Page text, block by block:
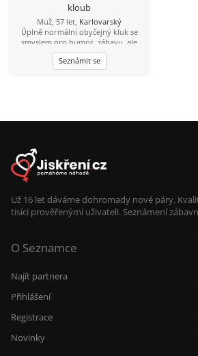
kloub
Muž, 57 let, Karlovarský
Úplně normální obyčejný kluk se
smyslem pro humor, zábavu, ale
pochopitelně i odpovědnost
SŠ/47/192, hodně štíhlé postavy,
svobodný, bezdětný, s vyřešenou
nepohody na vážný vztah pro
rybaření, houbaření, moc rád občas
vyrazím někam na výlet. Jsi - li
někde, ozvi se, ať jsi odkudkoliv! Jen
Seznámit se
Už 16 let dáváme dohromady nové páry.
tisíci prověřenými uživateli. Seznámení
O Seznamce
Najít partnera
Přihlášení
Registrace
Novinky